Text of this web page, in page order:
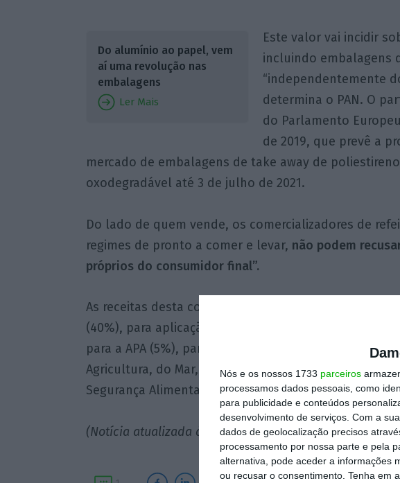
Nós e os nossos 1733 parceiros
processamos dados pessoais, como
para publicidade e conteúdos
desenvolvimento de serviços. Com a
dados de geolocalização precisos
processamento por nossa parte e pela
alternativa, pode aceder a informações
ou recusar o consentimento. Tenha em
Do alumínio ao papel, vem
aí uma revolução nas
embalagens
Ler Mais
Este valor vai incidir
incluindo embalagens
“independentemente
determina o PAN. O
do Parlamento
de 2019, que prevê a
mercado de embalagens de take away de
oxodegradável até 3 de julho de 2021.
Do lado de quem vende, os comercializadores de
regimes de pronto a comer e levar, não podem
próprios do consumidor final”.
As receitas desta contribuição vão para o Estado
(40%), para aplicação preferencial em medidas no
para a APA (5%), para a Autoridade tributária (3%)
Agricultura, do Mar, do Ambiente e do Ordenamento
Segurança Alimentar e Económica (1%).
(Notícia atualizada às 15h53)